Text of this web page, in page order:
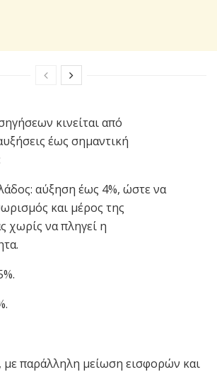
κινείται από
έως σημαντική
αύξηση έως 4%, ώστε να
και μέρος της
χωρίς να πληγεί η
με παράλληλη μείωση εισφορών και